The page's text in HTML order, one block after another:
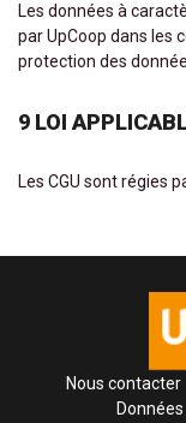
Les données à
par UpCoop dans les
protection des
9 LOI
Les CGU sont régies
Nous contacter